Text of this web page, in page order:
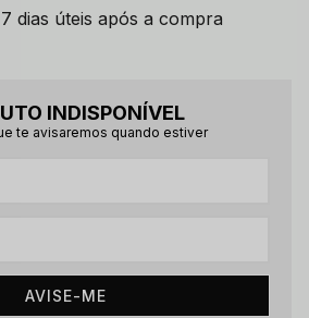
dias úteis após a compra
INDISPONÍVEL
te avisaremos quando estiver
AVISE-ME